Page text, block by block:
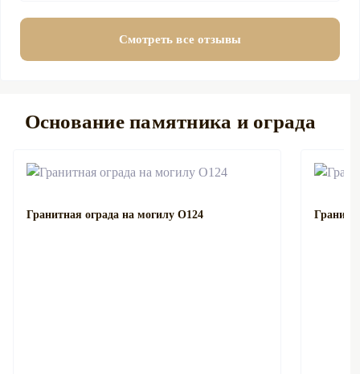
Смотреть все отзывы
Основание памятника и ограда
Гранитная ограда на могилу О124